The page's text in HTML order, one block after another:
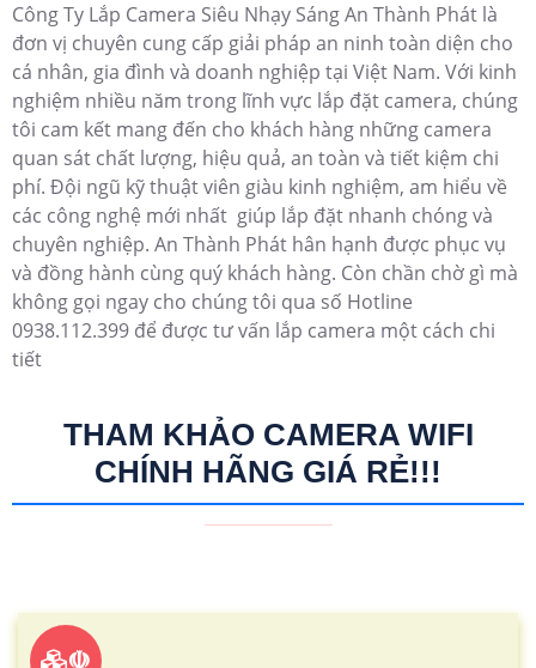
Công Ty Lắp Camera Siêu Nhạy Sáng An Thành Phát là
đơn vị chuyên cung cấp giải pháp an ninh toàn diện cho
cá nhân, gia đình và doanh nghiệp tại Việt Nam. Với kinh
nghiệm nhiều năm trong lĩnh vực lắp đặt camera, chúng
tôi cam kết mang đến cho khách hàng những camera
quan sát chất lượng, hiệu quả, an toàn và tiết kiệm chi
phí. Đội ngũ kỹ thuật viên giàu kinh nghiệm, am hiểu về
các công nghệ mới nhất giúp lắp đặt nhanh chóng và
chuyên nghiệp. An Thành Phát hân hạnh được phục vụ
và đồng hành cùng quý khách hàng. Còn chần chờ gì mà
không gọi ngay cho chúng tôi qua số Hotline
0938.112.399 để được tư vấn lắp camera một cách chi
tiết
THAM KHẢO CAMERA WIFI
CHÍNH HÃNG GIÁ RẺ!!!
☫